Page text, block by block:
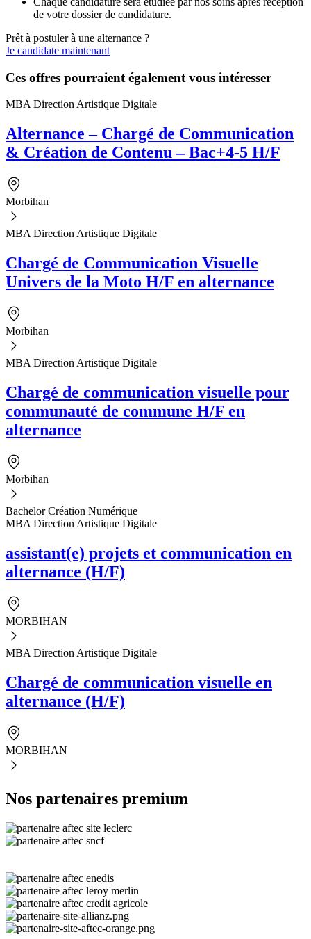
de votre dossier de candidature.
Prêt à postuler à une alternance ?
Je candidate maintenant
Ces offres pourraient également vous intéresser
MBA Direction Artistique Digitale
Alternance – Chargé de Communication
& Création de Contenu – Bac+4-5 H/F
Morbihan
MBA Direction Artistique Digitale
Chargé de Communication Visuelle
Univers de la Moto H/F en alternance
Morbihan
MBA Direction Artistique Digitale
Chargé de communication visuelle pour
communauté de commune H/F en
alternance
Morbihan
Bachelor Création Numérique
MBA Direction Artistique Digitale
assistant(e) projets et communication en
alternance (H/F)
MORBIHAN
MBA Direction Artistique Digitale
Chargé de communication visuelle en
alternance (H/F)
MORBIHAN
Nos partenaires premium